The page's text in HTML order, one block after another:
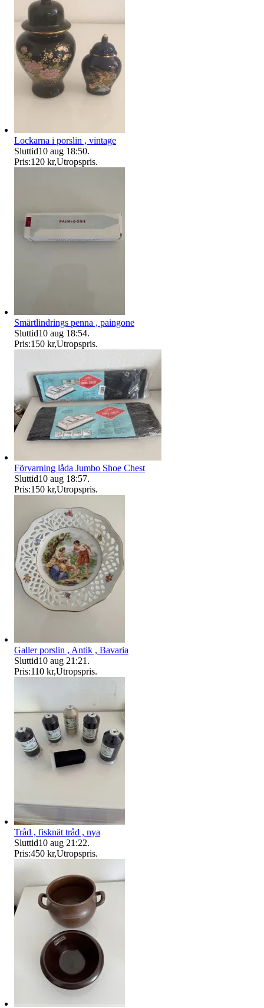
Lockarna i porslin , vintage
Sluttid10 aug 18:50.
Pris:120 kr,Utropspris.
Smärtlindrings penna , paingone
Sluttid10 aug 18:54.
Pris:150 kr,Utropspris.
Förvarning låda Jumbo Shoe Chest
Sluttid10 aug 18:57.
Pris:150 kr,Utropspris.
Galler porslin , Antik , Bavaria
Sluttid10 aug 21:21 .
Pris:110 kr,Utropspris.
Tråd , fisknät tråd , nya
Sluttid10 aug 21:22.
Pris:450 kr,Utropspris.